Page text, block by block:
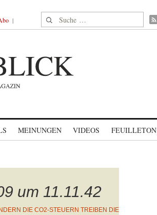
Suche nach:
MEINUNGEN VIDEOS FEUILLETON
um 11.11.42
DIE CO2-STEUERN TREIBEN DIE